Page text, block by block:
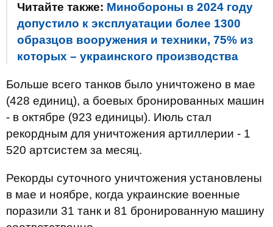
Читайте также: Минобороны в 2024 году
допустило к эксплуатации более 1300
образцов вооружения и техники, 75% из
которых – украинского производства
Больше всего танков было уничтожено в мае
(428 единиц), а боевых бронированных машин
- в октябре (923 единицы). Июль стал
рекордным для уничтожения артиллерии - 1
520 артсистем за месяц.
Рекорды суточного уничтожения установлены
в мае и ноябре, когда украинские военные
поразили 31 танк и 81 бронированную машину